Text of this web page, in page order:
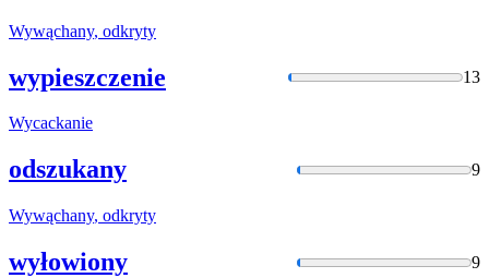
Wywąchany, odkryty
wypieszczenie 13
Wycackanie
odszukany 9
Wywąchany, odkryty
wyłowiony 9